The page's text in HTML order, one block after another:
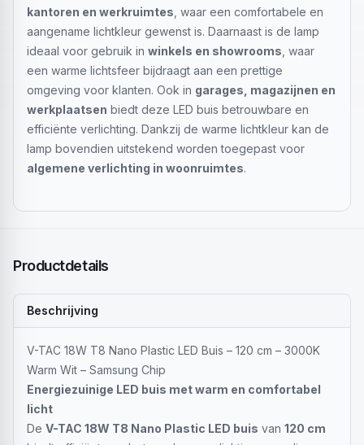
kantoren en werkruimtes , waar een comfortabele en
aangename lichtkleur gewenst is. Daarnaast is de lamp
ideaal voor gebruik in winkels en showrooms , waar
een warme lichtsfeer bijdraagt aan een prettige
omgeving voor klanten. Ook in garages, magazijnen en
werkplaatsen biedt deze LED buis betrouwbare en
efficiënte verlichting. Dankzij de warme lichtkleur kan de
lamp bovendien uitstekend worden toegepast voor
algemene verlichting in woonruimtes.
Productdetails
Beschrijving
V-TAC 18W T8 Nano Plastic LED Buis – 120 cm – 3000K
Warm Wit – Samsung Chip
Energiezuinige LED buis met warm en comfortabel
licht
De V-TAC 18W T8 Nano Plastic LED buis van 120 cm